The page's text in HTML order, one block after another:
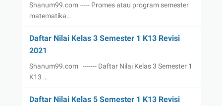
Shanum99.com ----- Promes atau program semester
matematika…
Daftar Nilai Kelas 3 Semester 1 K13 Revisi
2021
Shanum99.com ------- Daftar Nilai Kelas 3 Semester 1
K13 …
Daftar Nilai Kelas 5 Semester 1 K13 Revisi